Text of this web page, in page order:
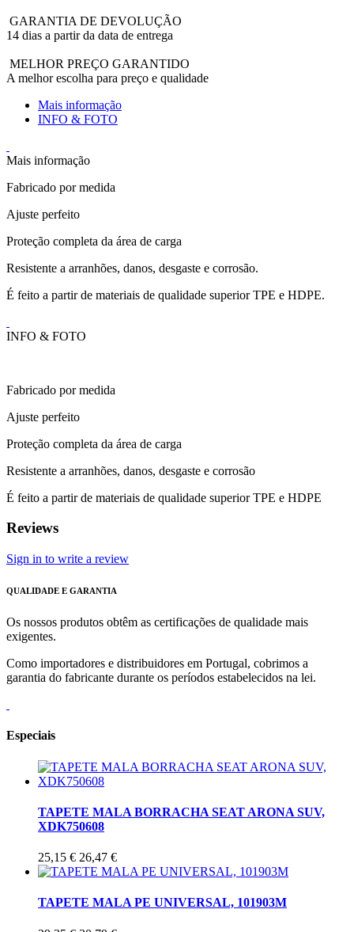
GARANTIA DE DEVOLUÇÃO
14 dias a partir da data de entrega
MELHOR PREÇO GARANTIDO
A melhor escolha para preço e qualidade
Mais informação
INFO & FOTO
Mais informação
Fabricado por medida
Ajuste perfeito
Proteção completa da área de carga
Resistente a arranhões, danos, desgaste e corrosão.
É feito a partir de materiais de qualidade superior TPE e HDPE.
INFO & FOTO
Fabricado por medida
Ajuste perfeito
Proteção completa da área de carga
Resistente a arranhões, danos, desgaste e corrosão
É feito a partir de materiais de qualidade superior TPE e HDPE
Reviews
Sign in to write a review
QUALIDADE E GARANTIA
Os nossos produtos obtêm as certificações de qualidade mais
exigentes.
Como importadores e distribuidores em Portugal, cobrimos a
garantia do fabricante durante os períodos estabelecidos na lei.
Especiais
TAPETE MALA BORRACHA SEAT ARONA SUV,
XDK750608
25,15 € 26,47 €
TAPETE MALA PE UNIVERSAL, 101903M